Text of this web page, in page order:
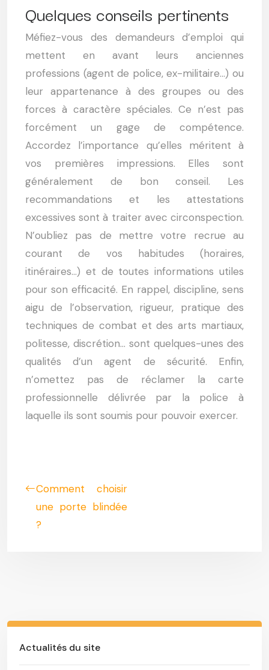
Quelques conseils pertinents
Méfiez-vous des demandeurs d’emploi qui
mettent en avant leurs anciennes
professions (agent de police, ex-militaire…) ou
leur appartenance à des groupes ou des
forces à caractère spéciales. Ce n’est pas
forcément un gage de compétence.
Accordez l’importance qu’elles méritent à
vos premières impressions. Elles sont
généralement de bon conseil. Les
recommandations et les attestations
excessives sont à traiter avec circonspection.
N’oubliez pas de mettre votre recrue au
courant de vos habitudes (horaires,
itinéraires…) et de toutes informations utiles
pour son efficacité. En rappel, discipline, sens
aigu de l’observation, rigueur, pratique des
techniques de combat et des arts martiaux,
politesse, discrétion… sont quelques-unes des
qualités d’un agent de sécurité. Enfin,
n’omettez pas de réclamer la carte
professionnelle délivrée par la police à
laquelle ils sont soumis pour pouvoir exercer.
Comment choisir
une porte blindée
?
Actualités du site